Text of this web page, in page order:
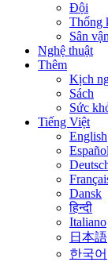
Đội
Thống
Sân
Nghệ thuật
Thêm
Kịch
Sách
Sức
Tiếng Việt
English
Español
Dansk
हिन्दी
Italiano
日本語
한국어